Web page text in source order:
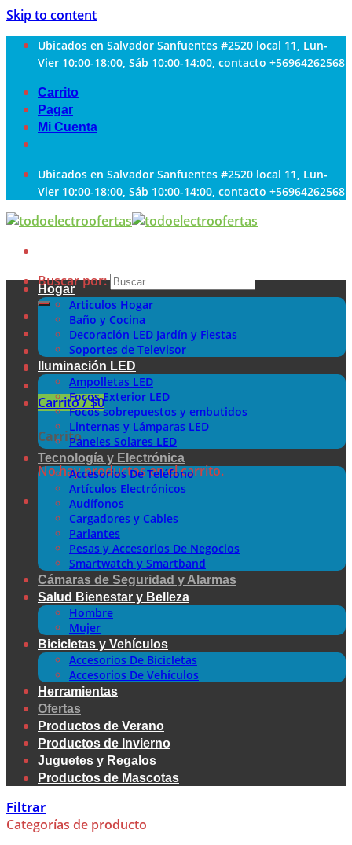
Skip to content
Ubicados en Salvador Sanfuentes #2520 local 11, Lun-
Vier 10:00-18:00, Sáb 10:00-14:00, contacto +56964262568
Carrito
Pagar
Mi Cuenta
Ubicados en Salvador Sanfuentes #2520 local 11, Lun-
Vier 10:00-18:00, Sáb 10:00-14:00, contacto +56964262568
Buscar por:
Carrito /$0
Carrito
No hay productos en el carrito.
Hogar
Articulos Hogar
Baño y Cocina
Decoración LED Jardín y Fiestas
Soportes de Televisor
Iluminación LED
Ampolletas LED
Focos Exterior LED
Focos sobrepuestos y embutidos
Linternas y Lámparas LED
Paneles Solares LED
Tecnología y Electrónica
Accesorios De Teléfono
Artículos Electrónicos
Audífonos
Cargadores y Cables
Parlantes
Pesas y Accesorios De Negocios
Smartwatch y Smartband
Cámaras de Seguridad y Alarmas
Salud Bienestar y Belleza
Hombre
Mujer
Bicicletas y Vehículos
Accesorios De Bicicletas
Accesorios De Vehículos
Herramientas
Ofertas
Productos de Verano
Productos de Invierno
Juguetes y Regalos
Productos de Mascotas
Filtrar
Categorías de producto